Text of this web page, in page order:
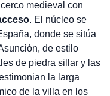
medieval con
. El núcleo se
donde se sitúa
de estilo
de piedra sillar y las
la larga
de la villa en los